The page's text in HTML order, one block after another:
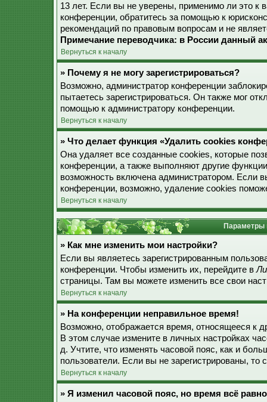
13 лет. Если вы не уверены, применимо ли это к
конференции, обратитесь за помощью к
рекомендаций по правовым вопросам и не
Примечание переводчика: в России данный
Вернуться к началу
» Почему я не могу зарегистрироваться?
Возможно, администратор конференции
пытаетесь зарегистрироваться. Он также мог
помощью к администратору конференции.
Вернуться к началу
» Что делает функция «Удалить cookies
Она удаляет все созданные cookies, которые
конференции, а также выполняют другие
возможность включена администратором. Если
конференции, возможно, удаление cookies
Вернуться к началу
Параметры
» Как мне изменить мои настройки?
Если вы являетесь зарегистрированным
конференции. Чтобы изменить их, перейдите в
страницы. Там вы можете изменить все свои
Вернуться к началу
» На конференции неправильное время!
Возможно, отображается время, относящееся к
В этом случае измените в личных настройках
д. Учтите, что изменять часовой пояс, как и
пользователи. Если вы не зарегистрированы, то
Вернуться к началу
» Я изменил часовой пояс, но время всё